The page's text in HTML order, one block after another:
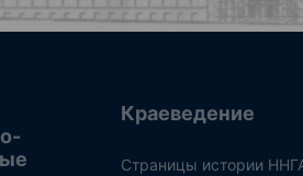
Краеведение
Страницы истории